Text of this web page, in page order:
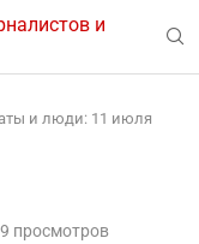
и
и люди: 11 июля
просмотров